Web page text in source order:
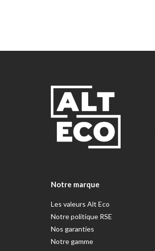
Notre marque
Les valeurs Alt Eco
Notre politique RSE
Nos garanties
Notre gamme